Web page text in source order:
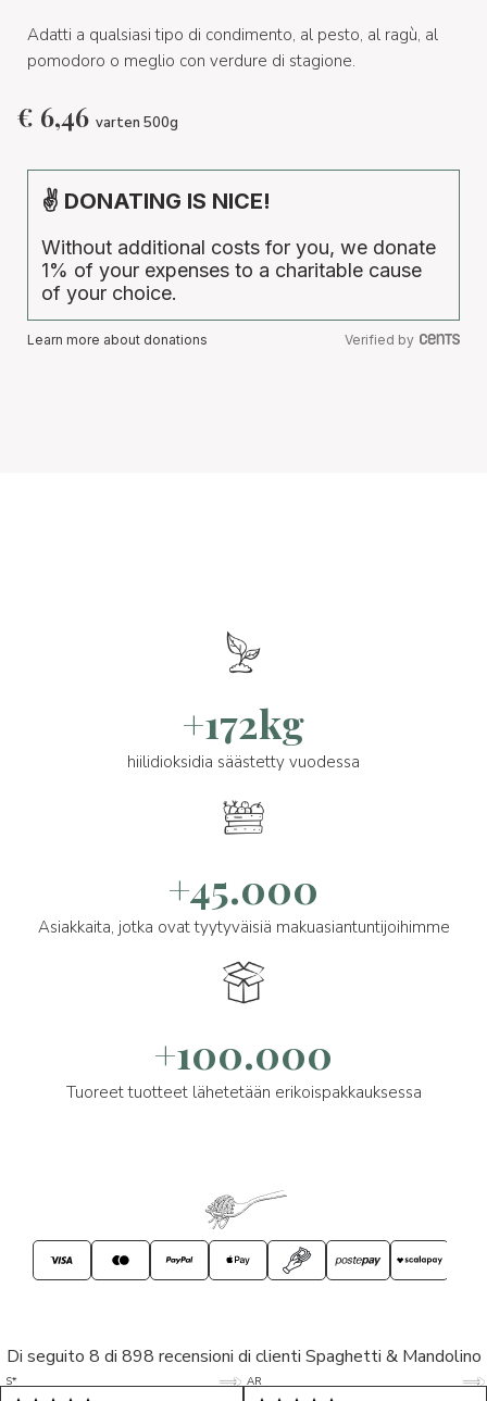
Adatti a qualsiasi tipo di condimento, al pesto, al ragù, al
pomodoro o meglio con verdure di stagione.
€ 6,46 varten 500g
✌ DONATING IS NICE!
Without additional costs for you, we donate
1% of your expenses to a charitable cause
of your choice.
Learn more about donations Verified by
+172kg
hiilidioksidia säästetty vuodessa
+45.000
Asiakkaita, jotka ovat tyytyväisiä makuasiantuntijoihimme
+100.000
Tuoreet tuotteet lähetetään erikoispakkauksessa
Di seguito 8 di 898 recensioni di clienti Spaghetti & Mandolino
S* 5/5 AR 5/5